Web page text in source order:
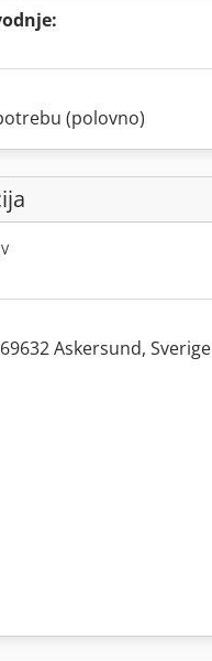
(polovno)
Askersund, Sverige